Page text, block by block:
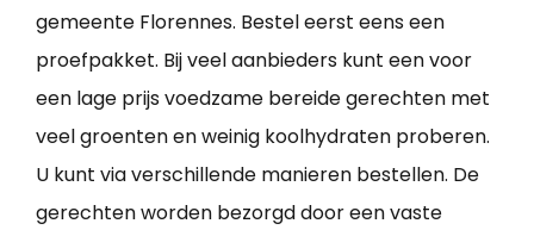
gemeente Florennes. Bestel eerst eens een
proefpakket. Bij veel aanbieders kunt een voor
een lage prijs voedzame bereide gerechten met
veel groenten en weinig koolhydraten proberen.
U kunt via verschillende manieren bestellen. De
gerechten worden bezorgd door een vaste